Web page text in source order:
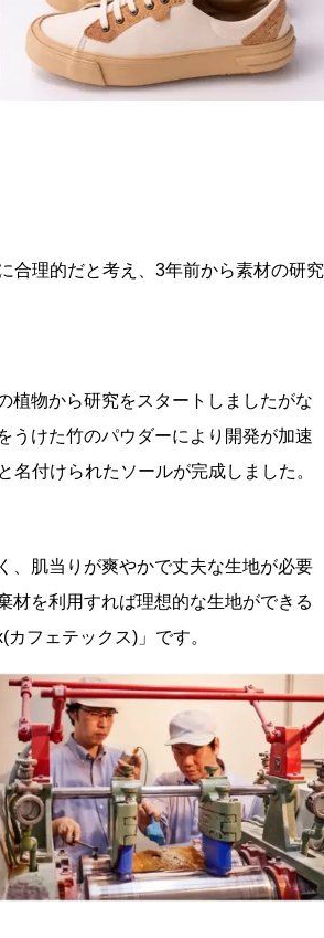
合理的だと考え、3年前から素材の研究
植物から研究をスタートしましたがな
うけた竹のパウダーにより開発が加速
付けられたソールが完成しました。
、肌当りが爽やかで丈夫な生地が必要
材を利用すれば理想的な生地ができる
フェテックス)」です。